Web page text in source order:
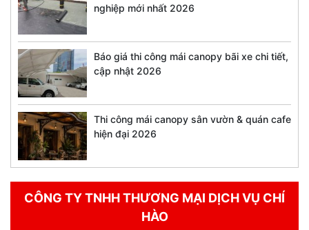
nghiệp mới nhất 2026
Báo giá thi công mái canopy bãi xe chi tiết,
cập nhật 2026
Thi công mái canopy sân vườn & quán cafe
hiện đại 2026
CÔNG TY TNHH THƯƠNG MẠI DỊCH VỤ CHÍ
HÀO